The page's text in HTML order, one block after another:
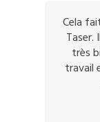
Cela
Taser.
très
travail